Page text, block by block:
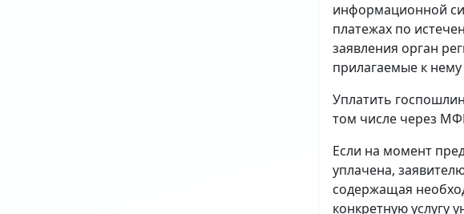
информационной
платежах по
заявления орган
прилагаемые к
Уплатить
том числе через
Если на момент
уплачена,
содержащая
конкретную услугу